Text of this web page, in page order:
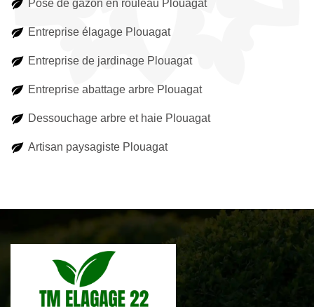
Pose de gazon en rouleau Plouagat
Entreprise élagage Plouagat
Entreprise de jardinage Plouagat
Entreprise abattage arbre Plouagat
Dessouchage arbre et haie Plouagat
Artisan paysagiste Plouagat